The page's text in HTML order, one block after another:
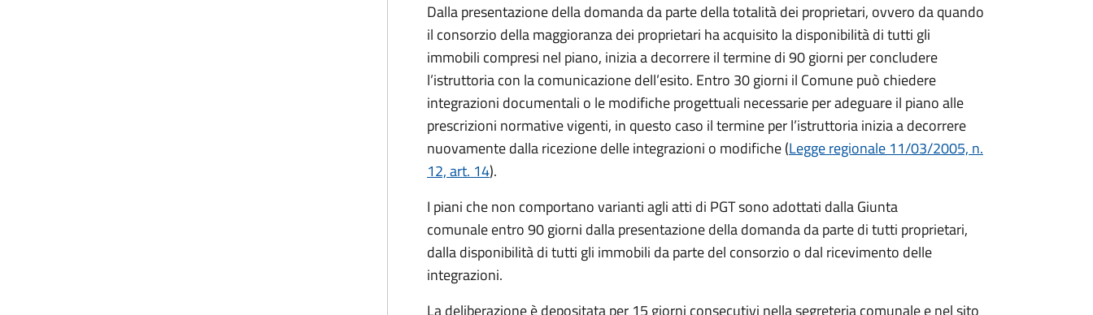
Dalla presentazione della domanda da parte della totalità dei proprietari, ovvero da quando
il consorzio della maggioranza dei proprietari ha acquisito la disponibilità di tutti gli
immobili compresi nel piano, inizia a decorrere il termine di 90 giorni per concludere
l’istruttoria con la comunicazione dell’esito. Entro 30 giorni il Comune può chiedere
integrazioni documentali o le modifiche progettuali necessarie per adeguare il piano alle
prescrizioni normative vigenti, in questo caso il termine per l’istruttoria inizia a decorrere
nuovamente dalla ricezione delle integrazioni o modifiche (Legge regionale 11/03/2005, n.
12, art. 14).
I piani che non comportano varianti agli atti di PGT sono adottati dalla Giunta
comunale entro 90 giorni dalla presentazione della domanda da parte di tutti proprietari,
dalla disponibilità di tutti gli immobili da parte del consorzio o dal ricevimento delle
integrazioni.
La deliberazione è depositata per 15 giorni consecutivi nella segreteria comunale e nel sito